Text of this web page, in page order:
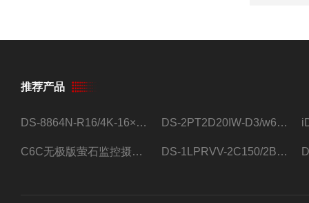
推荐产品
DS-8864N-R16/4K-16×4T/希捷16盘位录像机 DS-2PT2D20IW-D3/w64路高清硬盘录像机
C6C无极版萤石监控摄像头 DS-1LPRVV-2C150/2B监控室外夜视高清电源线护套线200米/卷